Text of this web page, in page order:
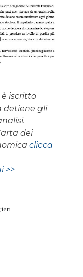
è iscritto
detiene gli
dei
clicca
>>